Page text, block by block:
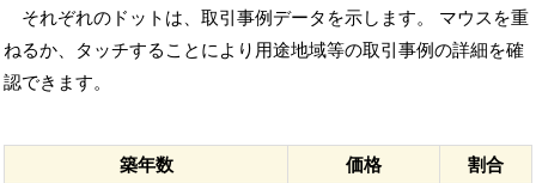
それぞれのドットは、取引事例データを示します。 マウスを重
ねるか、タッチすることにより用途地域等の取引事例の詳細を確
認できます。
築年数 価格
割合